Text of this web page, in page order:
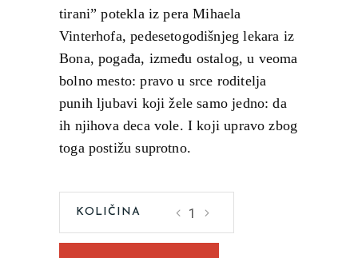
tirani” potekla iz pera Mihaela
Vinterhofa, pedesetogodišnjeg lekara iz
Bona, pogađa, između ostalog, u veoma
bolno mesto: pravo u srce roditelja
punih ljubavi koji žele samo jedno: da
ih njihova deca vole. I koji upravo zbog
toga postižu suprotno.
deca